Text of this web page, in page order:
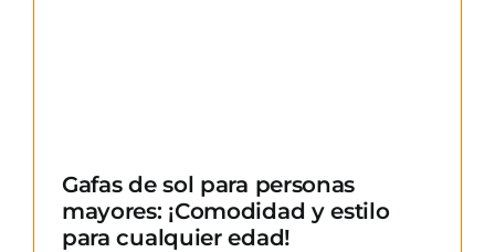
Gafas de sol para personas
mayores: ¡Comodidad y estilo
para cualquier edad!